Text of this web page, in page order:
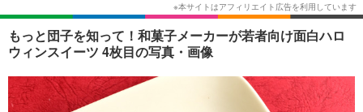
韓国・芸能
音楽 スポーツ
ショッピング その他
ライフTOP グルメ
ペット ショッピング
その他
リリース一覧
プッシュ通知の停止方法
もっと団子を知って！和菓子メーカーが若者向け面白ハロ
ウィンスイーツ 4枚目の写真・画像